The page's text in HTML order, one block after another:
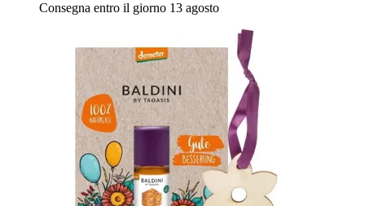
Consegna entro il giorno 13 agosto